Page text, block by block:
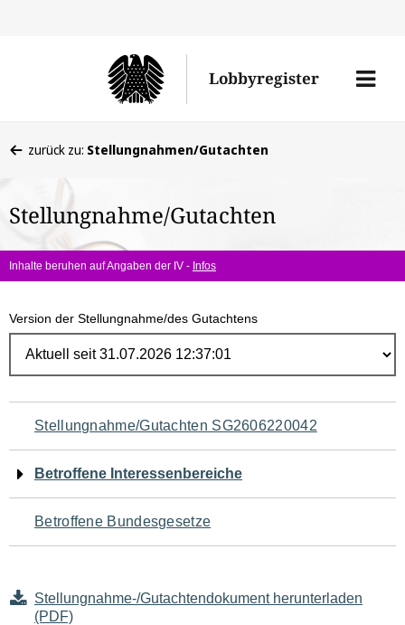
Lobbyregister
Menü
befinden
hier:
zurück zu: Stellungnahmen/Gutachten
Stellungnahme/Gutachten
Inhalte beruhen auf Angaben der IV - Infos
Version der Stellungnahme/des Gutachtens
Navigation
für
den
Seiteninhalt
Stellungnahme/Gutachten SG2606220042
Betroffene Interessenbereiche
Betroffene Bundesgesetze
Stellungnahme-/Gutachtendokument herunterladen
(PDF)